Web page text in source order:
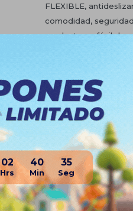
02 40 35
FLEXIBLE,
comodidad,
producto es fácil de
cordones, brindando
independencia para
• Cierre: ajuste fácil
Planes de cuotas
Medios de pago